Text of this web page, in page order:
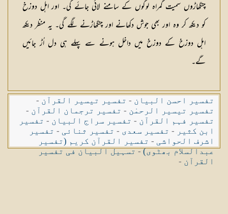
چنگھاڑوں سمیت گمراہ لوگوں کے سامنے لائی جائے گی۔ اور اہل دوزخ
کو دیکھ کر وہ اور بھی جوش دکھانے اور چنگھاڑنے لگے گی۔ یہ منظر دیکھ
اہل دوزخ کے دوزخ میں داخل ہونے سے پہلے ہی دل اُڑ جائیں
گے۔
تفسیر احسن البیان - تفسیر تیسیر القرآن -
تفسیر تیسیر الرحمٰن - تفسیر ترجمان القرآن -
تفسیر فہم القرآن - تفسیر سراج البیان - تفسیر
ابن کثیر - تفسیر سعدی - تفسیر ثنائی - تفسیر
اشرف الحواشی - تفسیر القرآن کریم (تفسیر
عبدالسلام بھٹوی)-تسہیل البیان فی تفسیر
القرآن -